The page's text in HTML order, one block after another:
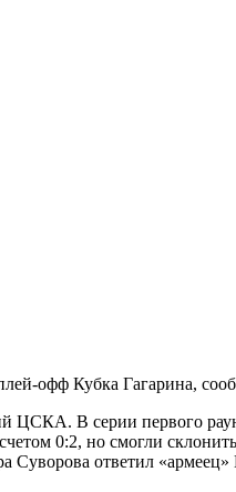
офф Кубка Гагарина,
В серии первого
0:2, но смогли
Суворова ответил